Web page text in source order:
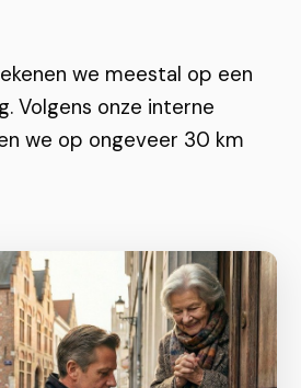
we meestal op een
Volgens onze interne
we op ongeveer 30 km